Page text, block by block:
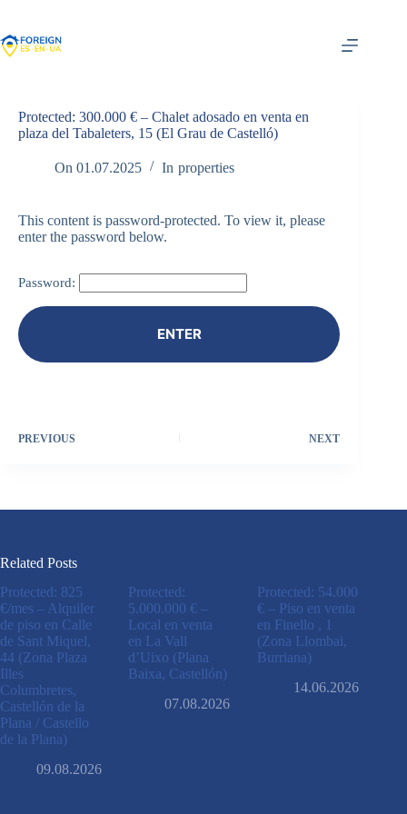
content
Protected: 300.000 € – Chalet adosado en venta en
plaza del Tabaleters, 15 (El Grau de Castelló)
On 01.07.2025 In properties
This content is password-protected. To view it, please
enter the password below.
Password:
PREVIOUS NEXT
Related Posts
Protected: 825
€/mes – Alquiler
de piso en Calle
de Sant Miquel,
44 (Zona Plaza
Illes
Columbretes,
Castellón de la
Plana / Castello
de la Plana)
09.08.2026
Protected:
5.000.000 € –
Local en venta
en La Vall
d’Uixo (Plana
Baixa, Castellón)
07.08.2026
Protected: 54.000
€ – Piso en venta
en Finello , 1
(Zona Llombai,
Burriana)
14.06.2026